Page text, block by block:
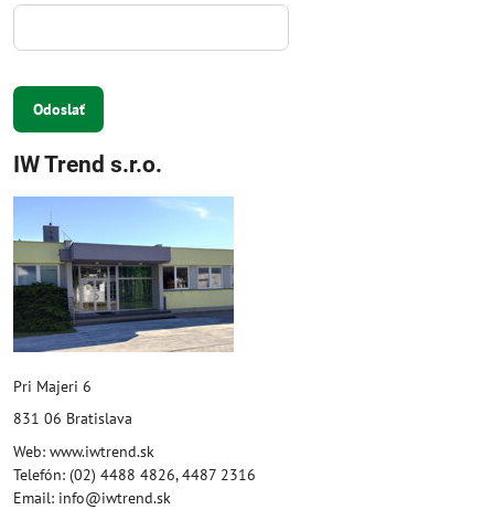
Odoslať
IW Trend s.r.o.
Pri Majeri 6
831 06 Bratislava
Web: www.iwtrend.sk
Telefón: (02) 4488 4826, 4487 2316
Email: info@iwtrend.sk